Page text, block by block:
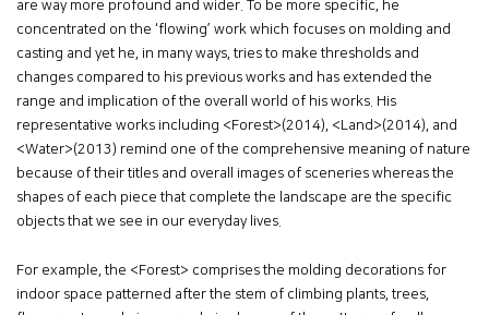
are way more profound and wider. To be more specific, he
concentrated on the ‘flowing’ work which focuses on molding and
casting and yet he, in many ways, tries to make thresholds and
changes compared to his previous works and has extended the
range and implication of the overall world of his works. His
representative works including <Forest>(2014), <Land>(2014), and
<Water>(2013) remind one of the comprehensive meaning of nature
because of their titles and overall images of sceneries whereas the
shapes of each piece that complete the landscape are the specific
objects that we see in our everyday lives.
For example, the <Forest> comprises the molding decorations for
indoor space patterned after the stem of climbing plants, trees,